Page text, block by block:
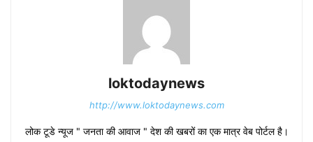
loktodaynews
http://www.loktodaynews.com
लोक टूडे न्यूज " जनता की आवाज " देश की खबरों का एक मात्र वेब पोर्टल है।